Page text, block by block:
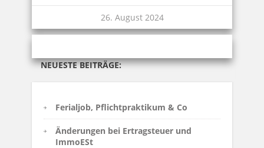
NEUESTE BEITRÄGE:
Ferialjob, Pflichtpraktikum & Co
Änderungen bei Ertragsteuer und
ImmoESt
26. August 2024